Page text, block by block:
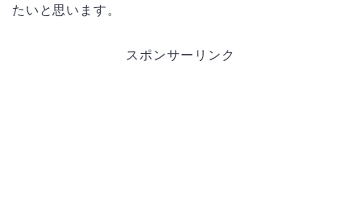
たいと思います。
スポンサーリンク